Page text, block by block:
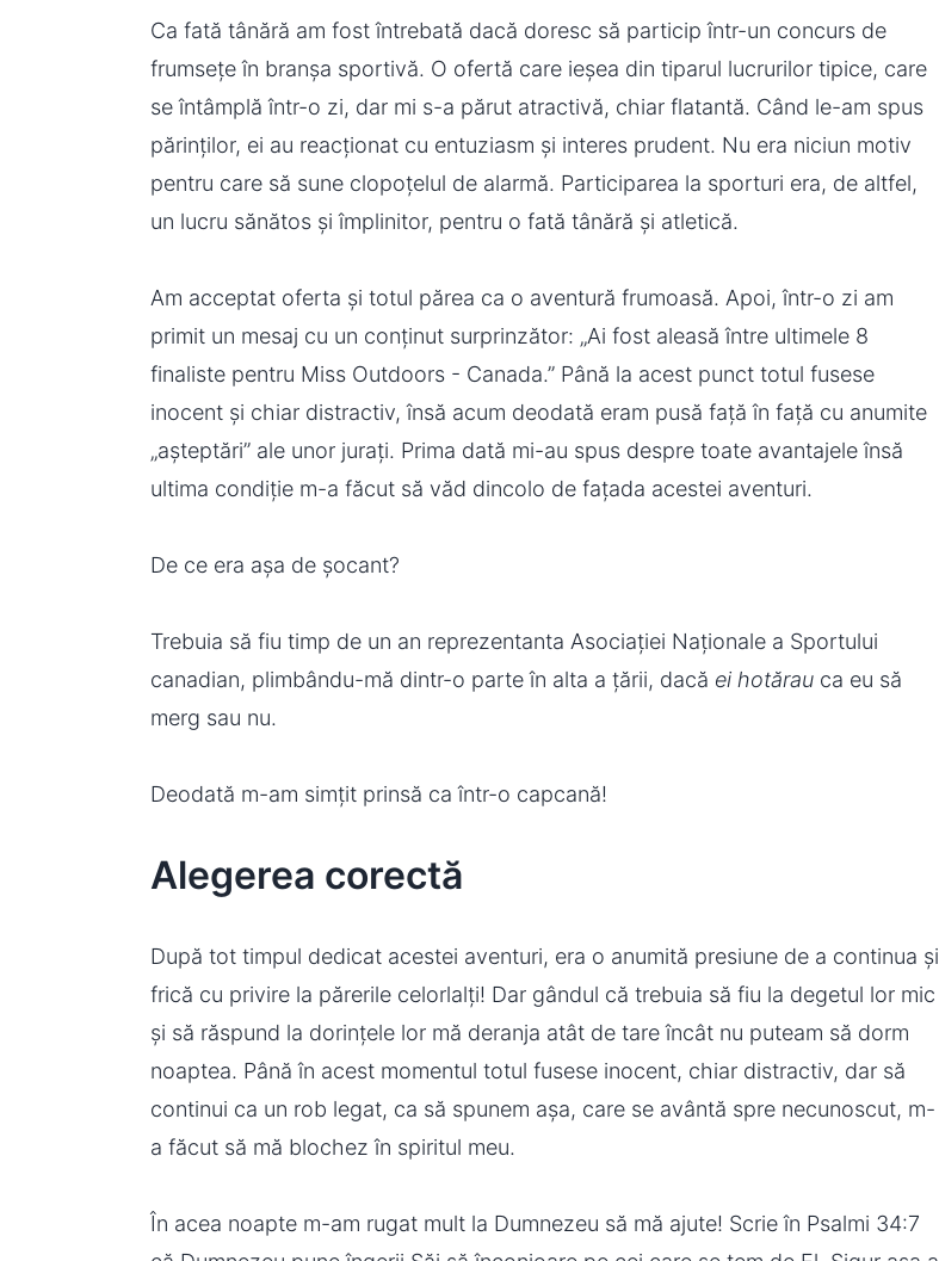
Ca fată tânără am fost întrebată dacă doresc să particip într-un concurs de
frumsețe în branșa sportivă. O ofertă care ieșea din tiparul lucrurilor tipice, care
se întâmplă într-o zi, dar mi s-a părut atractivă, chiar flatantă. Când le-am spus
părinților, ei au reacționat cu entuziasm și interes prudent. Nu era niciun motiv
pentru care să sune clopoțelul de alarmă. Participarea la sporturi era, de altfel,
un lucru sănătos și împlinitor, pentru o fată tânără și atletică.
Am acceptat oferta și totul părea ca o aventură frumoasă. Apoi, într-o zi am
primit un mesaj cu un conținut surprinzător: „Ai fost aleasă între ultimele 8
finaliste pentru Miss Outdoors - Canada.” Până la acest punct totul fusese
inocent și chiar distractiv, însă acum deodată eram pusă față în față cu anumite
„așteptări” ale unor jurați. Prima dată mi-au spus despre toate avantajele însă
ultima condiție m-a făcut să văd dincolo de fațada acestei aventuri.
De ce era așa de șocant?
Trebuia să fiu timp de un an reprezentanta Asociației Naționale a Sportului
canadian, plimbându-mă dintr-o parte în alta a țării, dacă ei hotărau ca eu să
merg sau nu.
Deodată m-am simțit prinsă ca într-o capcană!
Alegerea corectă
După tot timpul dedicat acestei aventuri, era o anumită presiune de a continua și
frică cu privire la părerile celorlalți! Dar gândul că trebuia să fiu la degetul lor mic
și să răspund la dorințele lor mă deranja atât de tare încât nu puteam să dorm
noaptea. Până în acest momentul totul fusese inocent, chiar distractiv, dar să
continui ca un rob legat, ca să spunem așa, care se avântă spre necunoscut, m-
a făcut să mă blochez în spiritul meu.
În acea noapte m-am rugat mult la Dumnezeu să mă ajute! Scrie în Psalmi 34:7